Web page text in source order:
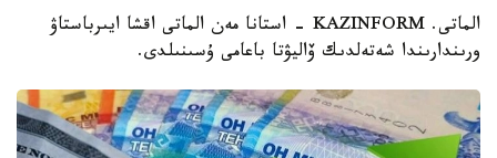
الماتى. KAZINFORM - استانا مەن الماتى اقشا ايىرباستاۋ
ورىندارىندا شەتەلدىك ۆاليۋتا باعامى ۇسىنىلدى.